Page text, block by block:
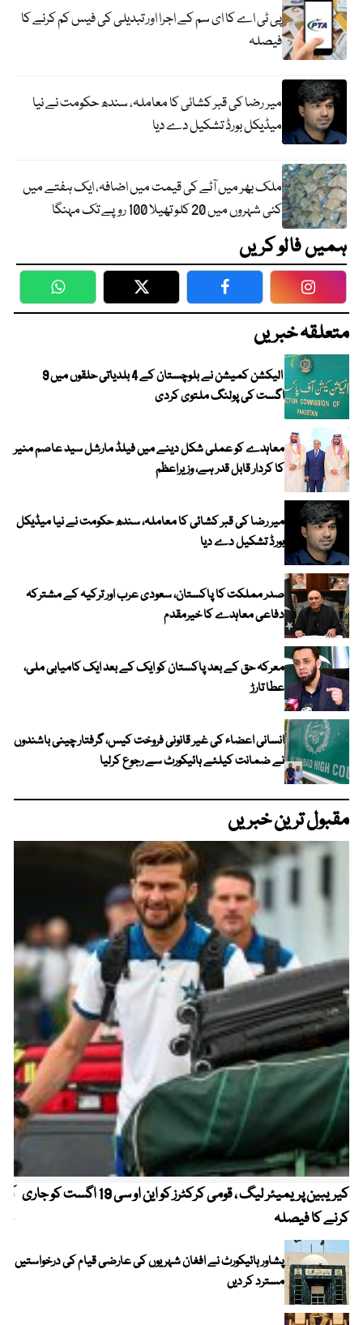
پی ٹی اے کا ای سم کے اجرا اور تبدیلی کی فیس کم کرنے کا
فیصلہ
میر رضا کی قبر کشائی کا معاملہ، سندھ حکومت نے نیا
میڈیکل بورڈ تشکیل دے دیا
ملک بھر میں آٹے کی قیمت میں اضافہ، ایک ہفتے میں
کئی شہروں میں 20 کلو تھیلا 100 روپے تک مہنگا
ہمیں فالو کریں
WhatsApp Twitter Facebook
متعلقہ خبریں
الیکشن کمیشن نے بلوچستان کے 4 بلدیاتی حلقوں میں 9
اگست کی پولنگ ملتوی کردی
معاہدے کو عملی شکل دینے میں فیلڈ مارشل سید عاصم منیر
کا کردار قابل قدر ہے، وزیراعظم
میر رضا کی قبر کشائی کا معاملہ، سندھ حکومت نے نیا میڈیکل
بورڈ تشکیل دے دیا
صدر مملکت کا پاکستان، سعودی عرب اور ترکیہ کے مشترکہ
دفاعی معاہدے کا خیرمقدم
معرکہ حق کے بعد پاکستان کو ایک کے بعد ایک کامیابی ملی،
عطا تارڑ
انسانی اعضاء کی غیر قانونی فروخت کیس، گرفتار چینی باشندوں
نے ضمانت کیلئے ہائیکورٹ سے رجوع کرلیا
مقبول ترین خبریں
کیریبین پریمیئر لیگ ، قومی کرکٹرز کو این او سی 19 اگست کو جاری
کرنے کا فیصلہ
پشاور ہائیکورٹ نے افغان شہریوں کی عارضی قیام کی درخواستیں
مسترد کر دیں